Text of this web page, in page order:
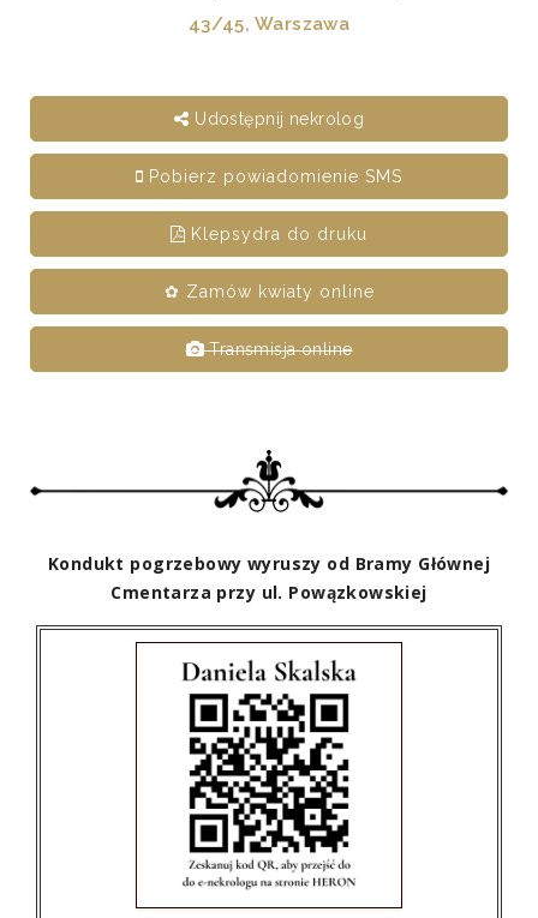
43/45, Warszawa
Udostępnij nekrolog
Pobierz powiadomienie SMS
Klepsydra do druku
✿ Zamów kwiaty online
Transmisja online
Kondukt pogrzebowy wyruszy od Bramy Głównej
Cmentarza przy ul. Powązkowskiej